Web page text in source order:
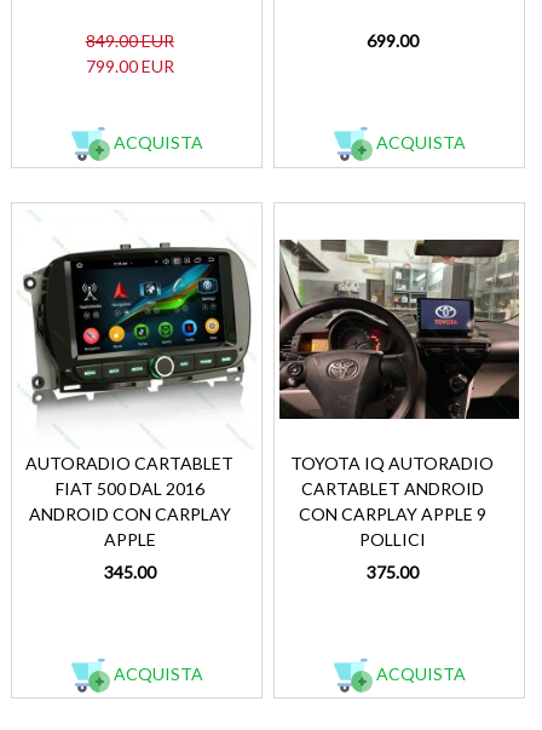
849.00 EUR
799.00 EUR
ACQUISTA
699.00
ACQUISTA
AUTORADIO CARTABLET
FIAT 500 DAL 2016
ANDROID CON CARPLAY
APPLE
345.00
ACQUISTA
TOYOTA IQ AUTORADIO
CARTABLET ANDROID
CON CARPLAY APPLE 9
POLLICI
375.00
ACQUISTA